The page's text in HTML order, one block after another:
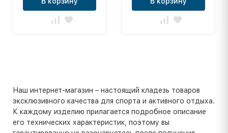
Наш интернет-магазин – настоящий кладезь товаров
эксклюзивного качества для спорта и активного отдыха.
К каждому изделию прилагается подробное описание
его технических характеристик, поэтому вы